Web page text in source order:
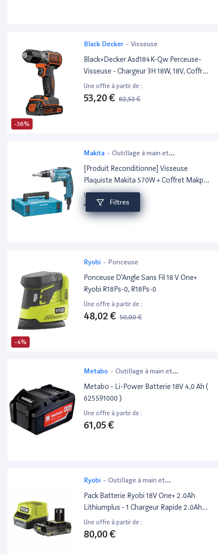
Filtres
-36%
Black Decker - Visseuse
Black+Decker Asd184K-Qw Perceuse-
Visseuse - Chargeur 3H 18W, 18V, Coffret,
1 Batterie
Une offre à partir de :
53,20 € 82,52 €
Makita - Outillage à main et
électroportatif
[Produit Reconditionne] Visseuse
Plaquiste Makita 570W + Coffret Makpac
Fs6300Rxj
Une offre à partir de :
125,90 €
-4%
Ryobi - Ponceuse
Ponceuse D'Angle Sans Fil 18 V One+
Ryobi R18Ps-0, R18Ps-0
Une offre à partir de :
48,02 € 50,00 €
Metabo - Outillage à main et
électroportatif
Metabo - Li-Power Batterie 18V 4,0 Ah (
625591000 )
Une offre à partir de :
61,05 €
Ryobi - Outillage à main et
électroportatif
Pack Batterie Ryobi 18V One+ 2.0Ah
Lithiumplus - 1 Chargeur Rapide 2.0Ah
Rc18120-120Cg
Une offre à partir de :
80,00 €